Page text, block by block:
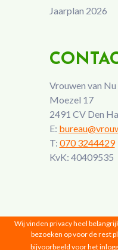
Jaarplan 2026
Vrouwen van Nu
Moezel 17
2491 CV Den
E:
T: 070 3244429
KvK: 40409535
Vrouwen van Nu
Wij vinden privacy heel
bezoeken op voor de rest
bijvoorbeeld voor het